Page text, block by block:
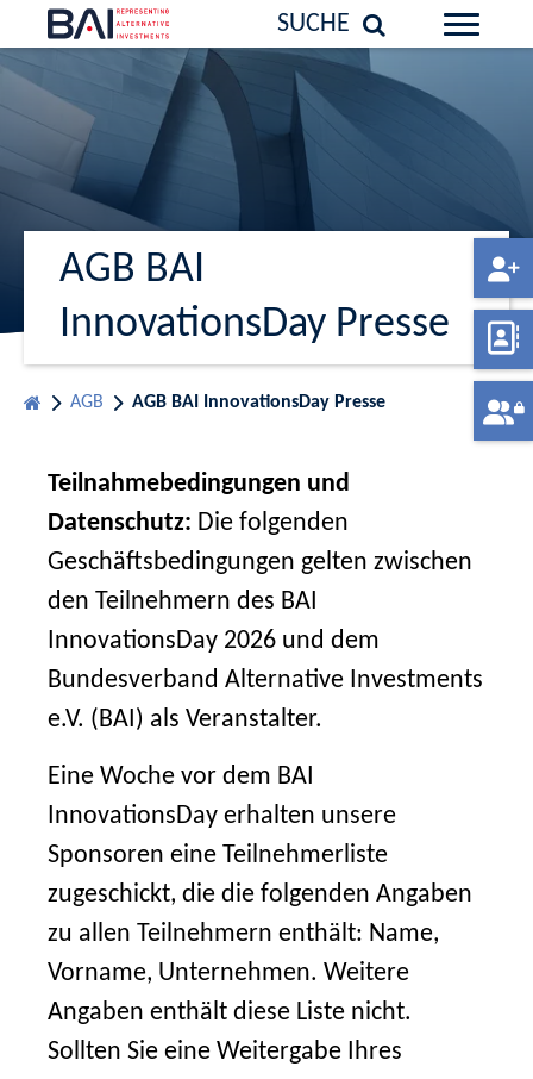
SUCHE
AGB BAI
InnovationsDay Presse
AGB AGB BAI InnovationsDay Presse
Teilnahmebedingungen und
Datenschutz: Die folgenden
Geschäftsbedingungen gelten zwischen
den Teilnehmern des BAI
InnovationsDay 2026 und dem
Bundesverband Alternative Investments
e.V. (BAI) als Veranstalter.
Eine Woche vor dem BAI
InnovationsDay erhalten unsere
Sponsoren eine Teilnehmerliste
zugeschickt, die die folgenden Angaben
zu allen Teilnehmern enthält: Name,
Vorname, Unternehmen. Weitere
Angaben enthält diese Liste nicht.
Sollten Sie eine Weitergabe Ihres